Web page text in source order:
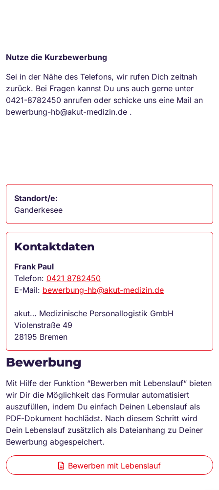
Nutze die Kurzbewerbung
Sei in der Nähe des Telefons, wir rufen Dich zeitnah
zurück. Bei Fragen kannst Du uns auch gerne unter
0421-8782450 anrufen oder schicke uns eine Mail an
bewerbung-hb@akut-medizin.de .
Standort/e:
Ganderkesee
Kontaktdaten
Frank Paul
Telefon: 0421 8782450
E-Mail: bewerbung-hb@akut-medizin.de
akut… Medizinische Personallogistik GmbH
Violenstraße 49
28195 Bremen
Bewerbung
Mit Hilfe der Funktion “Bewerben mit Lebenslauf“ bieten
wir Dir die Möglichkeit das Formular automatisiert
auszufüllen, indem Du einfach Deinen Lebenslauf als
PDF-Dokument hochlädst. Nach diesem Schritt wird
Dein Lebenslauf zusätzlich als Dateianhang zu Deiner
Bewerbung abgespeichert.
Bewerben mit Lebenslauf